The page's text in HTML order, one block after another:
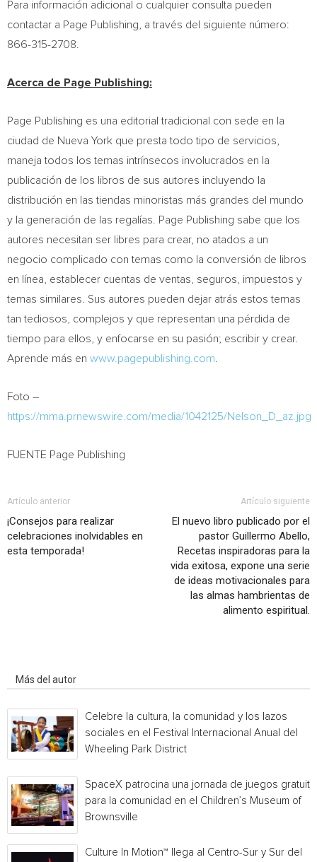
Para información adicional o cualquier consulta pueden
contactar a Page Publishing, a través del siguiente número:
866-315-2708.
Acerca de Page Publishing:
Page Publishing es una editorial tradicional con sede en la
ciudad de Nueva York que presta todo tipo de servicios,
maneja todos los temas intrínsecos involucrados en la
publicación de los libros de sus autores incluyendo la
distribución en las tiendas minoristas más grandes del mundo
y la generación de las regalías. Page Publishing sabe que los
autores necesitan ser libres para crear, no atados a un
negocio complicado con temas como la conversión de libros
en línea, establecer cuentas de ventas, seguros, impuestos y
temas similares. Sus autores pueden dejar atrás estos temas
tan tediosos, complejos y que representan una pérdida de
tiempo para ellos, y enfocarse en su pasión; escribir y crear.
Aprende más en www.pagepublishing.com
Foto –
https://mma.prnewswire.com/media/1042125/Nelson_D_az.jpg
FUENTE Page Publishing
Artículo anterior
¡Consejos para realizar
celebraciones inolvidables en
esta temporada!
Artículo siguiente
El nuevo libro publicado por el
pastor Guillermo Abello,
Recetas inspiradoras para la
vida exitosa, expone una serie
de ideas motivacionales para
las almas hambrientas de
alimento espiritual.
Más del autor
Celebre la cultura, la comunidad y los lazos
sociales en el Festival Internacional Anual del
Wheeling Park District
SpaceX patrocina una jornada de juegos gratuita
para la comunidad en el Children’s Museum of
Brownsville
Culture In Motion™ llega al Centro-Sur y Sur del